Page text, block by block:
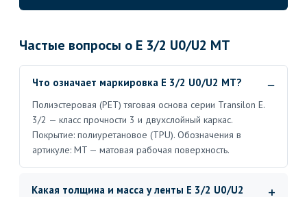
Частые вопросы о E 3/2 U0/U2 MT
Что означает маркировка E 3/2 U0/U2 MT?
Полиэстеровая (PET) тяговая основа серии Transilon E.
3/2 — класс прочности 3 и двухслойный каркас.
Покрытие: полиуретановое (TPU). Обозначения в
артикуле: MT — матовая рабочая поверхность.
Какая толщина и масса у ленты E 3/2 U0/U2